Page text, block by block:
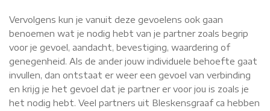
Vervolgens kun je vanuit deze gevoelens ook gaan
benoemen wat je nodig hebt van je partner zoals begrip
voor je gevoel, aandacht, bevestiging, waardering of
genegenheid. Als de ander jouw individuele behoefte gaat
invullen, dan ontstaat er weer een gevoel van verbinding
en krijg je het gevoel dat je partner er voor jou is zoals je
het nodig hebt. Veel partners uit Bleskensgraaf ca hebben